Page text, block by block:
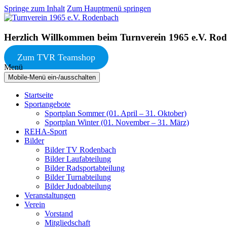
Springe zum Inhalt Zum Hauptmenü springen
Herzlich Willkommen beim Turnverein 1965 e.V.
Zum TVR Teamshop
Menü
Mobile-Menü ein-/ausschalten
Startseite
Sportangebote
Sportplan Sommer (01. April – 31. Oktober)
Sportplan Winter (01. November – 31. März)
REHA-Sport
Bilder
Bilder TV Rodenbach
Bilder Laufabteilung
Bilder Radsportabteilung
Bilder Turnabteilung
Bilder Judoabteilung
Veranstaltungen
Verein
Vorstand
Mitgliedschaft